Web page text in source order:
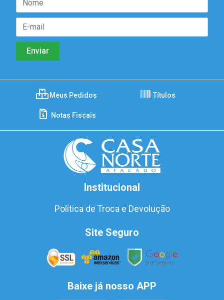
Meus Pedidos Títulos
Notas Fiscais
Institucional
Política de Troca e Devolução
Site Seguro
Baixe já nosso APP